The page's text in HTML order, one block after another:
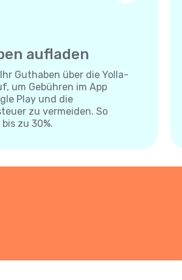
aufladen
Guthaben über die Yolla-
um Gebühren im App
Play und die
zu vermeiden. So
zu 30%.